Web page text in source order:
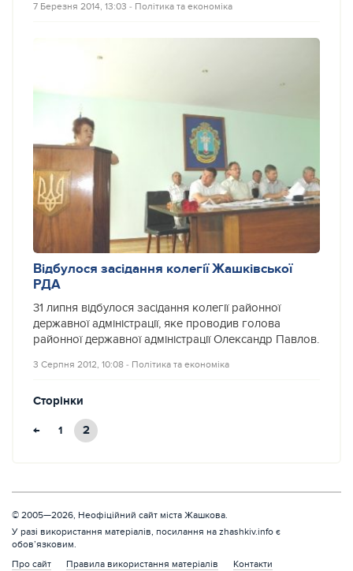
7 Березня 2014, 13:03 ‐ Політика та економіка
Відбулося засідання колегії Жашківської
РДА
31 липня відбулося засідання колегії районної
державної адміністрації, яке проводив голова
районної державної адміністрації Олександр Павлов.
3 Серпня 2012, 10:08 ‐ Політика та економіка
Сторінки
← 1 2
© 2005—2026, Неофіційний сайт міста Жашкова.
У разі використання матеріалів, посилання на zhashkiv.info є
обов’язковим.
Про сайт
Правила використання матеріалів Контакти